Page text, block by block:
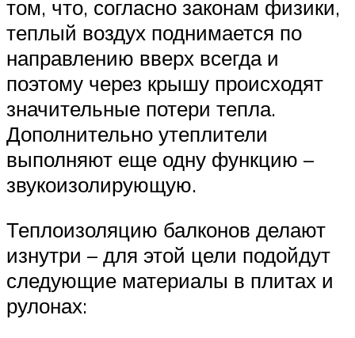
том, что, согласно законам физики,
теплый воздух поднимается по
направлению вверх всегда и
поэтому через крышу происходят
значительные потери тепла.
Дополнительно утеплители
выполняют еще одну функцию –
звукоизолирующую.
Теплоизоляцию балконов делают
изнутри – для этой цели подойдут
следующие материалы в плитах и
рулонах: